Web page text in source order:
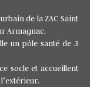
de la ZAC Saint
Armagnac.
un pôle santé de 3
socle et accueillent